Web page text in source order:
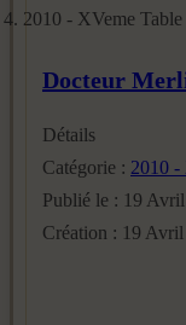
2010 - XVeme
Docteur
Détails
Catégorie : 2010 -
Publié le : 19 Avril
Création : 19 Avril